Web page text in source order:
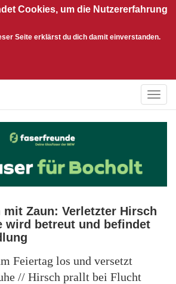
Cookies, um die Nutzererfahrung
Seite erklärst du dich damit einverstanden.
Zaun: Verletzter Hirsch
wird betreut und befindet
Feiertag los und versetzt
// Hirsch prallt bei Flucht